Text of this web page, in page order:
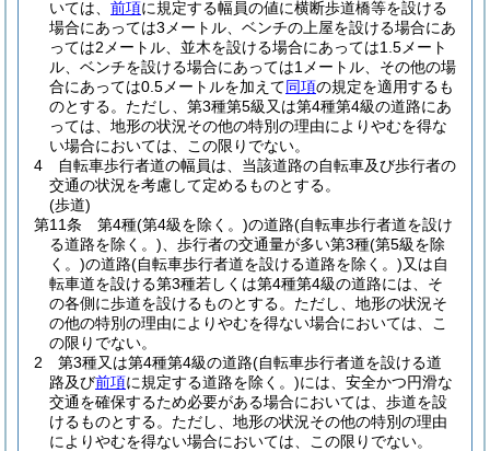
いては、 前項に規定する幅員の値に横断歩道橋等を設ける
場合にあっては3メートル、ベンチの上屋を設ける場合にあ
っては2メートル、並木を設ける場合にあっては1.5メート
ル、ベンチを設ける場合にあっては1メートル、その他の場
合にあっては0.5メートルを加えて同項の規定を適用するも
のとする。 ただし、第3種第5級又は第4種第4級の道路にあ
っては、地形の状況その他の特別の理由によりやむを得な
い場合においては、この限りでない。
4
自転車歩行者道の幅員は、当該道路の自転車及び歩行者の
交通の状況を考慮して定めるものとする。
(歩道)
第11条
第4種(第4級を除く。)の道路(自転車歩行者道を設け
る道路を除く。) 、歩行者の交通量が多い第3種(第5級を除
く。)の道路(自転車歩行者道を設ける道路を除く。)又は自
転車道を設ける第3種若しくは第4種第4級の道路には、そ
の各側に歩道を設けるものとする。 ただし、地形の状況そ
の他の特別の理由によりやむを得ない場合においては、こ
の限りでない。
2
第3種又は第4種第4級の道路(自転車歩行者道を設ける道
路及び前項に規定する道路を除く。)には、安全かつ円滑な
交通を確保するため必要がある場合においては、歩道を設
けるものとする。 ただし、地形の状況その他の特別の理由
によりやむを得ない場合においては、この限りでない。